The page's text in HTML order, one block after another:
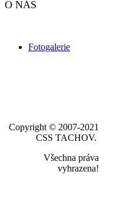
O NÁS
Fotogalerie
Copyright © 2007-2021
CSS TACHOV.
Všechna práva
vyhrazena!